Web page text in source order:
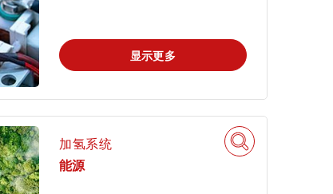
显示更多
加氢系统
能源